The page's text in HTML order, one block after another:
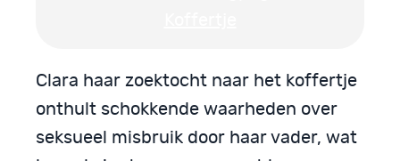
Clara haar zoektocht naar het koffertje
onthult schokkende waarheden over
seksueel misbruik door haar vader, wat